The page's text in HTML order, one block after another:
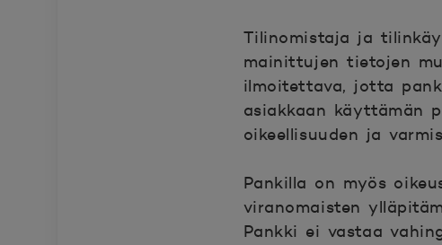
Tilinomistaja ja
mainittujen tietojen
ilmoitettava, jotta
asiakkaan käyttämän
oikeellisuuden ja
Pankilla on myös
viranomaisten
Pankki ei vastaa